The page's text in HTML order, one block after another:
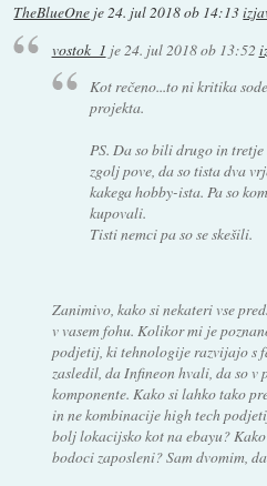
TheBlueOne je24. jul 2018 ob 14:13
vostok_1 je24. jul 2018 ob 13:52
Kot rečeno...to ni kritika
projekta.
PS. Da so bili drugo in
zgolj pove, da so tista dva
kakega hobby-ista. Pa so
kupovali.
Tisti nemci pa so se skešili.
Zanimivo, kako si nekateri vse
v vasem fohu. Kolikor mi je
podjetij, ki tehnologije razvijajo s
zasledil, da Infineon hvali, da so
komponente. Kako si lahko tako
in ne kombinacije high tech
bolj lokacijsko kot na ebayu?
bodoci zaposleni? Sam dvomim,